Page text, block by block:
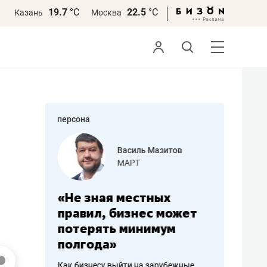
Казань 19.7 °С Москва 22.5 °С
персона
работа
Василь Мазитов
МАРТ
«Не зная местных
правил, бизнес может
потерять минимум
полгода»